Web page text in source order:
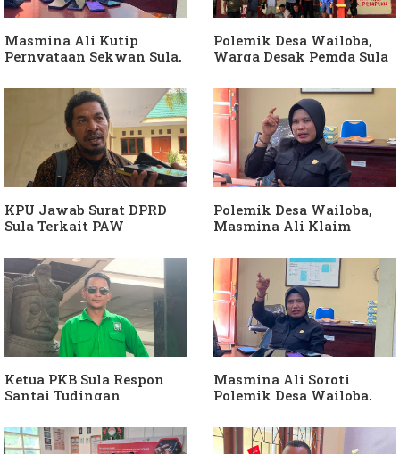
Masmina Ali Kutip
Pernyataan Sekwan Sula,
Diduga Jadikan
Keponakan "ATM
Berjalan"
Polemik Desa Wailoba,
Warga Desak Pemda Sula
APH Usut Dugaan
Penyimpangan Dana Desa
KPU Jawab Surat DPRD
Sula Terkait PAW
Hanura
Polemik Desa Wailoba,
Masmina Ali Klaim
Keterlibatan Ketua PKB
Sula
Ketua PKB Sula Respon
Santai Tudingan
Dia Kangen Saya
Masmina Ali Soroti
Polemik Desa Wailoba,
Keterlibatan Ketua PKB
Sula